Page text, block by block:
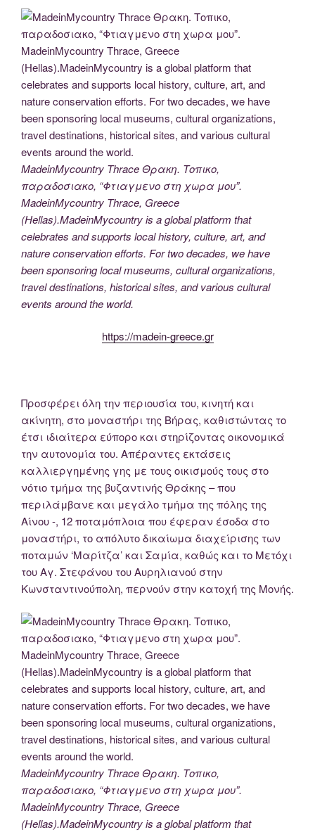
MadeinMycountry Thrace Θρακη. Τοπικο,
παραδοσιακο, “Φτιαγμενο στη χωρα μου”.
MadeinMycountry Thrace, Greece
(Hellas).MadeinMycountry is a global platform that
celebrates and supports local history, culture, art, and
nature conservation efforts. For two decades, we have
been sponsoring local museums, cultural organizations,
travel destinations, historical sites, and various cultural
events around the world.
https://madein-greece.gr
Προσφέρει όλη την περιουσία του, κινητή και
ακίνητη, στο μοναστήρι της Βήρας, καθιστώντας το
έτσι ιδιαίτερα εύπορο και στηρίζοντας οικονομικά
την αυτονομία του. Απέραντες εκτάσεις
καλλιεργημένης γης με τους οικισμούς τους στο
νότιο τμήμα της βυζαντινής Θράκης – που
περιλάμβανε και μεγάλο τμήμα της πόλης της
Αίνου -, 12 ποταμόπλοια που έφεραν έσοδα στο
μοναστήρι, το απόλυτο δικαίωμα διαχείρισης των
ποταμών ‘Μαρίτζα’ και Σαμία, καθώς και το Μετόχι
του Αγ. Στεφάνου του Αυρηλιανού στην
Κωνσταντινούπολη, περνούν στην κατοχή της Μονής.
MadeinMycountry Thrace Θρακη. Τοπικο,
παραδοσιακο, “Φτιαγμενο στη χωρα μου”.
MadeinMycountry Thrace, Greece
(Hellas).MadeinMycountry is a global platform that